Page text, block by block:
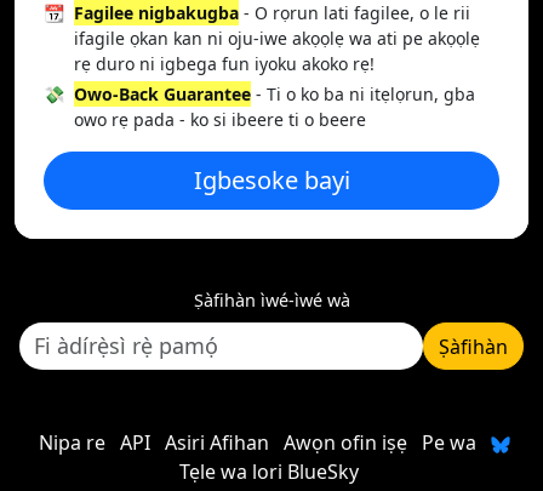
📆 Fagilee nigbakugba - O rọrun lati fagilee, o le rii
ifagile ọkan kan ni oju-iwe akọọlẹ wa ati pe akọọlẹ
rẹ duro ni igbega fun iyoku akoko rẹ!
💸 Owo-Back Guarantee - Ti o ko ba ni itẹlọrun, gba
owo rẹ pada - ko si ibeere ti o beere
Igbesoke bayi
Ṣàfihàn ìwé-ìwé wà
Ṣàfihàn
Nipa re API Asiri Afihan Awọn ofin iṣẹ
Pe wa
Tẹle wa lori BlueSky